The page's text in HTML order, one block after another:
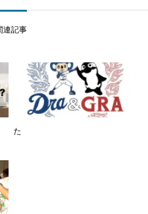
連記事
た